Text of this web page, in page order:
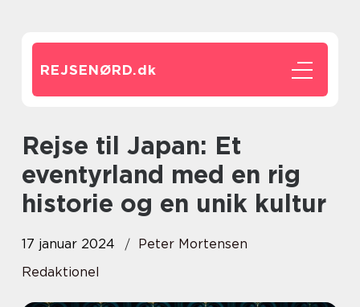
REJSENØRD.dk
Rejse til Japan: Et
eventyrland med en rig
historie og en unik kultur
17 januar 2024
Peter Mortensen
Redaktionel